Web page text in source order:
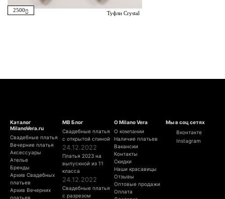
2500 Туфли Crystal
Каталог
MilanoVera.ru
Свадебные платья
Вечерние платья
Аксессуары
Ателье
Бренды
Архив Свадебных
платьев
Архив Вечерних
платьев
МВ Блог
Свадебные платья
с открытой спиной
24.12.2022
Платья 2023 на
выпускной из 11
класса
24.12.2022
Свадебные платья
с разрезом
О Milano Vera
О компании
Наличие платьев
Вакансии
Контакты
Скидки
Наши красавицы
Отзывы
Оптовые продажи
Оплата
Мы в соц сетях
Вконтакте
Instagram